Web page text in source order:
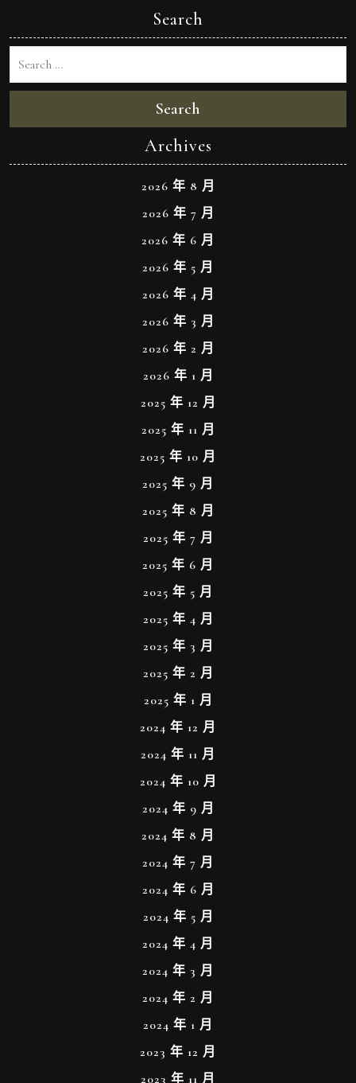
Search
Search
Archives
2026 年 8 月
2026 年 7 月
2026 年 6 月
2026 年 5 月
2026 年 4 月
2026 年 3 月
2026 年 2 月
2026 年 1 月
2025 年 12 月
2025 年 11 月
2025 年 10 月
2025 年 9 月
2025 年 8 月
2025 年 7 月
2025 年 6 月
2025 年 5 月
2025 年 4 月
2025 年 3 月
2025 年 2 月
2025 年 1 月
2024 年 12 月
2024 年 11 月
2024 年 10 月
2024 年 9 月
2024 年 8 月
2024 年 7 月
2024 年 6 月
2024 年 5 月
2024 年 4 月
2024 年 3 月
2024 年 2 月
2024 年 1 月
2023 年 12 月
2023 年 11 月